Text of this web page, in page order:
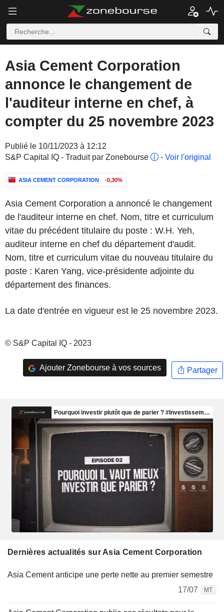
Asia Cement Corporation
annonce le changement de
l'auditeur interne en chef, à
compter du 25 novembre 2023
Publié le 10/11/2023 à 12:12
S&P Capital IQ - Traduit par Zonebourse
- Voir l'original
ASIA CEMENT CORPORATION -0,30%
Asia Cement Corporation a annoncé le changement
de l'auditeur interne en chef. Nom, titre et curriculum
vitae du précédent titulaire du poste : W.H. Yeh,
auditeur interne en chef du département d'audit.
Nom, titre et curriculum vitae du nouveau titulaire du
poste : Karen Yang, vice-présidente adjointe du
département des finances.
La date d'entrée en vigueur est le 25 novembre 2023.
© S&P Capital IQ - 2023
Ajouter Zonebourse à vos sources Partager
Dernières actualités sur Asia Cement Corporation
Asia Cement anticipe une perte nette au premier semestre
17/07
MT